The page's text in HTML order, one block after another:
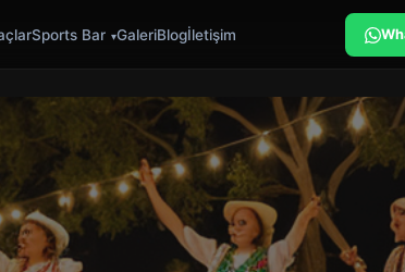
Sports Bar GaleriBlogİletişim